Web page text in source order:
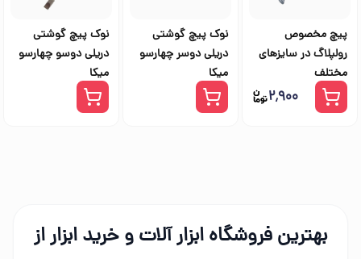
پیچ مخصوص
رولپلاگ در سایزهای
مختلف
۲٬۹۰۰
نوک پیچ گوشتی
دریلی دوسر چهارسو
میکا
نوک پیچ گوشتی
دریلی دوسو چهارسو
میکا
بهترین فروشگاه ابزار آلات و خرید ابزار از